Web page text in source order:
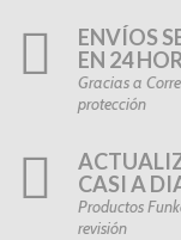
ENVÍOS
EN 24
Gracias a
protección
CASI A
Productos
revisión